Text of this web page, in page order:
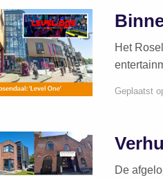
Het
Geplaatst
De